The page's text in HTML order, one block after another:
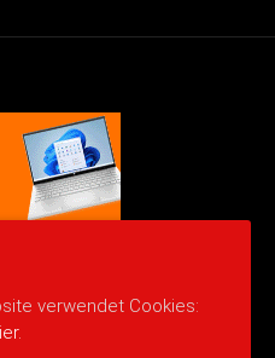
verwendet Cookies: